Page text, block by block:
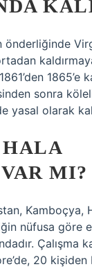
önderliğinde
1865’e
sonra
yasal olarak
HALA
MI?
Kamboçya,
nüfusa göre
Çalışma
20